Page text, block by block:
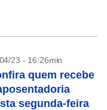
23 - 16:26min
quem recebe
segunda-feira